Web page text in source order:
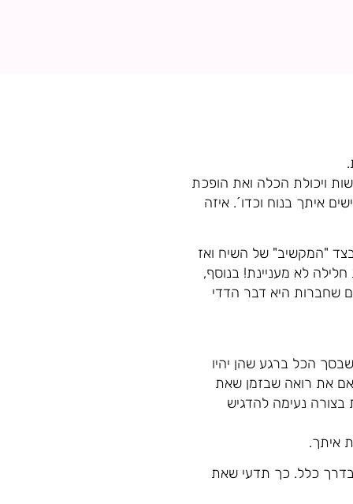
ויכולת הכלה ואת הופכת
איתך בנוח וכדו´. איזה
"המקשיב" של השיח ואז
לא מעניינת! בנוסף,
שחברות היא דבר הדדי
הכל ברגע שהן יהיו
אם את רואה שבזמן שאת
נעימה להדגיש
איתך.
בדרך כלל. כך תדעי שאת